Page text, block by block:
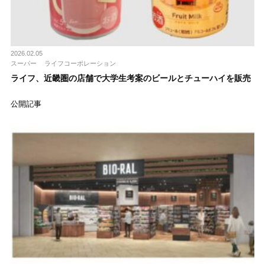
2026.02.05
スーパー
ライフコーポレーション
ライフ、近畿圏の店舗で大学生考案のビールとチューハイを販売
公開記事